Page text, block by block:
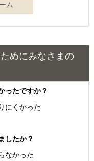
めにみなさまの
ったですか？
にくかった
したか？
なかった